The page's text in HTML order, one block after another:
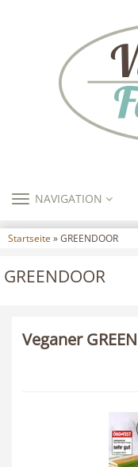
TOGGLE
NAVIGATION
Startseite » GREENDOOR
GREENDOOR
Veganer